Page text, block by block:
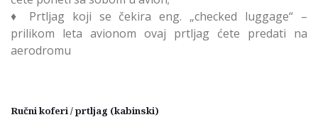
♦ Prtljag koji se čekira eng. „checked luggage“ –
prilikom leta avionom ovaj prtljag ćete predati na
aerodromu
Ručni koferi / prtljag (kabinski)